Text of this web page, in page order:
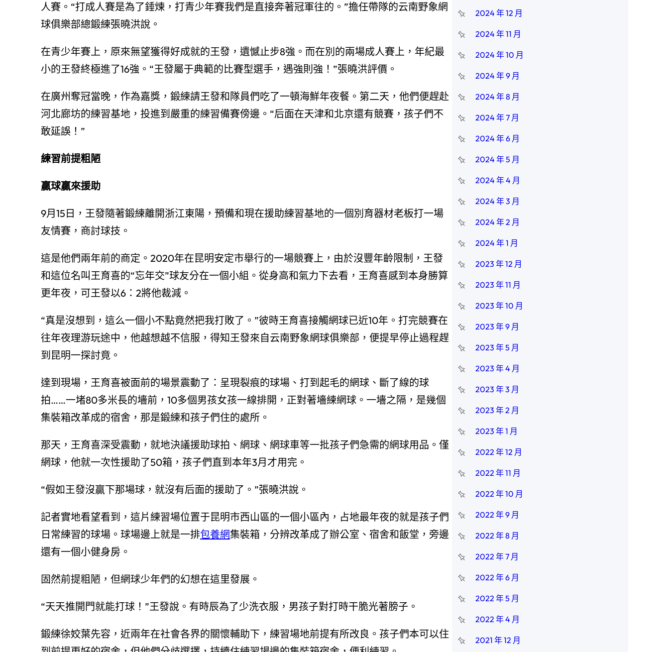
人賽。“打成人賽是為了錘煉，打青少年賽我們是直接奔著冠軍往的。”擔任帶隊的云南野象網
球俱樂部總鍛練張曉洪說。
在青少年賽上，原來無望獲得好成就的王發，遺憾止步8強。而在別的兩場成人賽上，年紀最
小的王發終極進了16強。“王發屬于典範的比賽型選手，遇強則強！”張曉洪評價。
在廣州奪冠當晚，作為嘉獎，鍛練請王發和隊員們吃了一頓海鮮年夜餐。第二天，他們便趕赴
河北廊坊的練習基地，投進到嚴重的練習備賽傍邊。“后面在天津和北京還有競賽，孩子們不
敢延誤！”
練習前提粗陋
贏球贏來援助
9月15日，王發隨著鍛練離開浙江東陽，預備和現在援助練習基地的一個別育器材老板打一場
友情賽，商討球技。
這是他們兩年前的商定。2020年在昆明安定市舉行的一場競賽上，由於沒豐年齡限制，王發
和這位名叫王育喜的“忘年交”球友分在一個小組。從身高和氣力下去看，王育喜感到本身勝算
更年夜，可王發以6：2將他裁減。
“真是沒想到，這么一個小不點竟然把我打敗了。”彼時王育喜接觸網球已近10年。打完競賽在
往年夜理游玩途中，他越想越不信服，得知王發來自云南野象網球俱樂部，便提早停止過程趕
到昆明一探討竟。
達到現場，王育喜被面前的場景震動了：呈現裂痕的球場、打到起毛的網球、斷了線的球
拍……一堵80多米長的墻前，10多個男孩女孩一線排開，正對著墻練網球。一墻之隔，是幾個
集裝箱改革成的宿舍，那是鍛練和孩子們住的處所。
那天，王育喜深受震動，就地決議援助球拍、網球、網球車等一批孩子們急需的網球用品。僅
網球，他就一次性援助了50箱，孩子們直到本年3月才用完。
“假如王發沒贏下那場球，就沒有后面的援助了。”張曉洪說。
記者實地看望看到，這片練習場位置于昆明市西山區的一個小區內，占地最年夜的就是孩子們
日常練習的球場。球場邊上就是一排包養網集裝箱，分辨改革成了辦公室、宿舍和飯堂，旁邊
還有一個小健身房。
固然前提粗陋，但網球少年們的幻想在這里發展。
“天天推開門就能打球！”王發說。有時辰為了少洗衣服，男孩子對打時干脆光著膀子。
鍛練徐姣葉先容，近兩年在社會各界的關懷輔助下，練習場地前提有所改良。孩子們本可以住
2024 年 12 月
2024 年 11 月
2024 年 10 月
2024 年 9 月
2024 年 8 月
2024 年 7 月
2024 年 6 月
2024 年 5 月
2024 年 4 月
2024 年 3 月
2024 年 2 月
2024 年 1 月
2023 年 12 月
2023 年 11 月
2023 年 10 月
2023 年 9 月
2023 年 5 月
2023 年 4 月
2023 年 3 月
2023 年 2 月
2023 年 1 月
2022 年 12 月
2022 年 11 月
2022 年 10 月
2022 年 9 月
2022 年 8 月
2022 年 7 月
2022 年 6 月
2022 年 5 月
2022 年 4 月
2021 年 12 月